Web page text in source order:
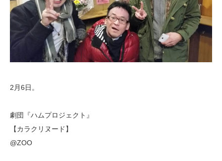
2月6日。
劇団『ハムプロジェクト』
【カラクリヌード】
@ZOO